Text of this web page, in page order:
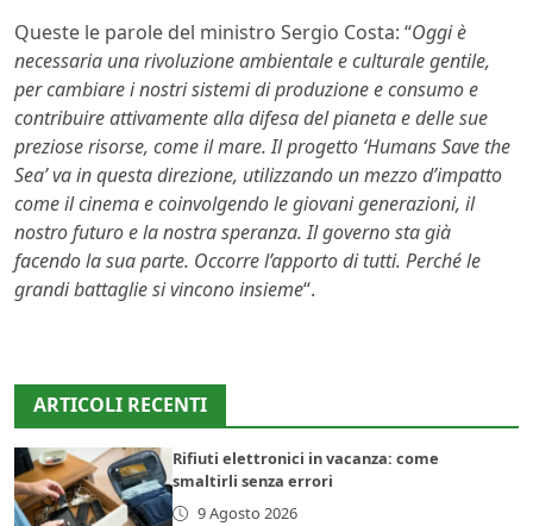
Queste le parole del ministro Sergio Costa: “Oggi è
necessaria una rivoluzione ambientale e culturale gentile,
per cambiare i nostri sistemi di produzione e consumo e
contribuire attivamente alla difesa del pianeta e delle sue
preziose risorse, come il mare. Il progetto ‘Humans Save the
Sea’ va in questa direzione, utilizzando un mezzo d’impatto
come il cinema e coinvolgendo le giovani generazioni, il
nostro futuro e la nostra speranza. Il governo sta già
facendo la sua parte. Occorre l’apporto di tutti. Perché le
grandi battaglie si vincono insieme“.
ARTICOLI RECENTI
Rifiuti elettronici in vacanza: come
smaltirli senza errori
9 Agosto 2026